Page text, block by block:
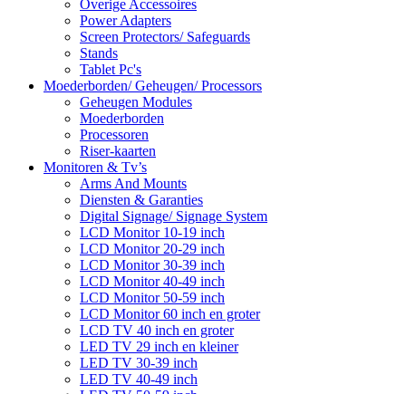
Overige Accessoires
Power Adapters
Screen Protectors/ Safeguards
Stands
Tablet Pc's
Moederborden/ Geheugen/ Processors
Geheugen Modules
Moederborden
Processoren
Riser-kaarten
Monitoren & Tv’s
Arms And Mounts
Diensten & Garanties
Digital Signage/ Signage System
LCD Monitor 10-19 inch
LCD Monitor 20-29 inch
LCD Monitor 30-39 inch
LCD Monitor 40-49 inch
LCD Monitor 50-59 inch
LCD Monitor 60 inch en groter
LCD TV 40 inch en groter
LED TV 29 inch en kleiner
LED TV 30-39 inch
LED TV 40-49 inch